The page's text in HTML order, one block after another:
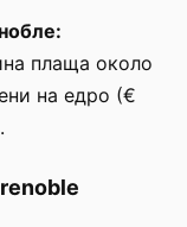
плаща около
на едро (€